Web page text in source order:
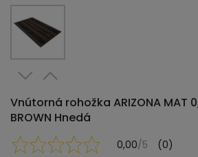
Vnútorná rohožka ARIZONA MAT
BROWN Hnedá
0,00/5 (0)